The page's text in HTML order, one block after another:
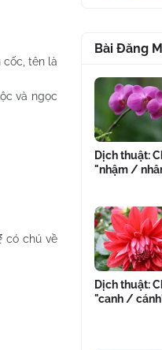
tên là
và ngọc
có chú về
Bài Đăng
Dịch thuật:
"nhậm /
Dịch thuật:
"canh /